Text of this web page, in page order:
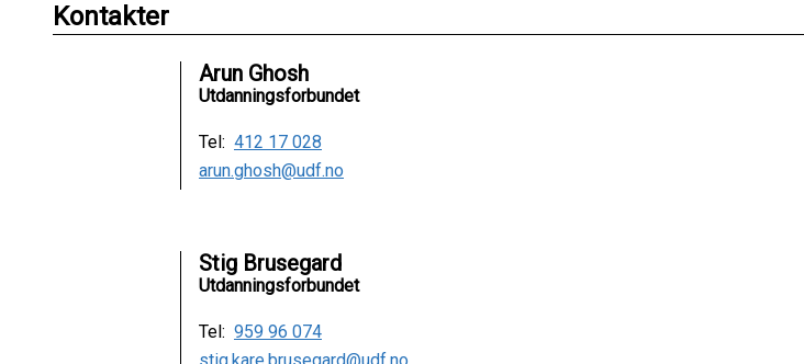
Kontakter
Arun Ghosh
Utdanningsforbundet
Tel: 412 17 028
arun.ghosh@udf.no
Stig Brusegard
Utdanningsforbundet
Tel: 959 96 074